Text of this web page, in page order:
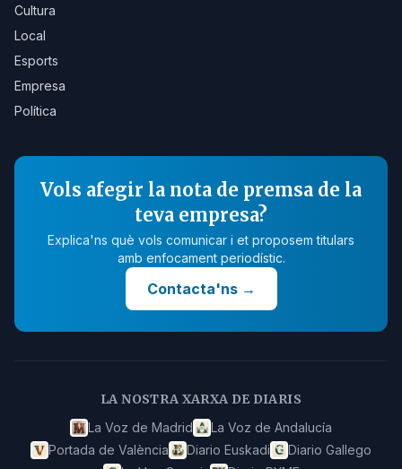
Cultura
Local
Esports
Empresa
Política
Vols afegir la nota de premsa de la
teva empresa?
Explica'ns què vols comunicar i et proposem titulars
amb enfocament periodístic.
Contacta'ns→
LA NOSTRA XARXA DE DIARIS
La Voz de Madrid
La Voz de Andalucía
Portada de València
Diario Euskadi
Diario Gallego